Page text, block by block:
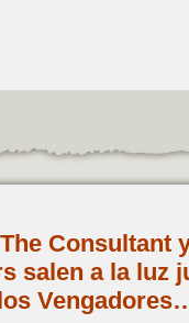
Consultant
salen a la luz